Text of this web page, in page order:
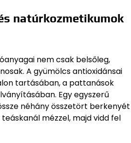
natúrkozmetikumok
nem csak belsőleg,
A gyümölcs antioxidánsai
tartásában, a pattanások
Egy egyszerű
néhány összetört berkenyét
mézzel, majd vidd fel